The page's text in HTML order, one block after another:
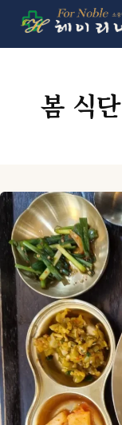
콘텐츠로 건너뛰기
봄 식단